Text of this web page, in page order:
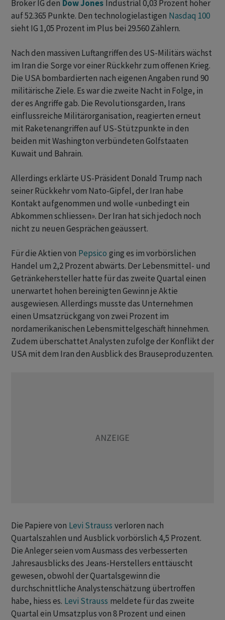
Broker IG den Dow Jones Industrial 0,03 Prozent höher
auf 52.365 Punkte. Den technologielastigen Nasdaq 100
sieht IG 1,05 Prozent im Plus bei 29.560 Zählern.
Nach den massiven Luftangriffen des US-Militärs wächst
im Iran die Sorge vor einer Rückkehr zum offenen Krieg.
Die USA bombardierten nach eigenen Angaben rund 90
militärische Ziele. Es war die zweite Nacht in Folge, in
der es Angriffe gab. Die Revolutionsgarden, Irans
einflussreiche Militärorganisation, reagierten erneut
mit Raketenangriffen auf US-Stützpunkte in den
beiden mit Washington verbündeten Golfstaaten
Kuwait und Bahrain.
Allerdings erklärte US-Präsident Donald Trump nach
seiner Rückkehr vom Nato-Gipfel, der Iran habe
Kontakt aufgenommen und wolle «unbedingt ein
Abkommen schliessen». Der Iran hat sich jedoch noch
nicht zu neuen Gesprächen geäussert.
Für die Aktien von Pepsico ging es im vorbörslichen
Handel um 2,2 Prozent abwärts. Der Lebensmittel- und
Getränkehersteller hatte für das zweite Quartal einen
unerwartet hohen bereinigten Gewinn je Aktie
ausgewiesen. Allerdings musste das Unternehmen
einen Umsatzrückgang von zwei Prozent im
nordamerikanischen Lebensmittelgeschäft hinnehmen.
Zudem überschattet Analysten zufolge der Konflikt der
USA mit dem Iran den Ausblick des Brauseproduzenten.
Die Papiere von Levi Strauss verloren nach
Quartalszahlen und Ausblick vorbörslich 4,5 Prozent.
Die Anleger seien vom Ausmass des verbesserten
Jahresausblicks des Jeans-Herstellers enttäuscht
gewesen, obwohl der Quartalsgewinn die
durchschnittliche Analystenschätzung übertroffen
habe, hiess es. Levi Strauss meldete für das zweite
Quartal ein Umsatzplus von 8 Prozent und einen